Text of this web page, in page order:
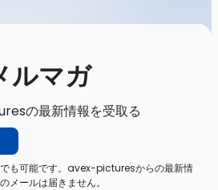
ルマガ
の最新情報を受取る
でも可能です。avex-picturesからの最新情
メールは届きません。